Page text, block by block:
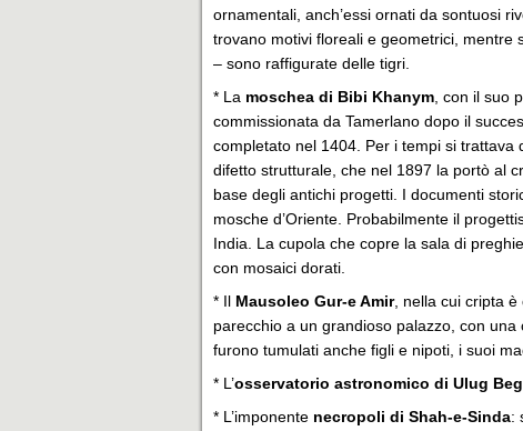
ornamentali, anch’essi ornati da sontuosi
trovano motivi floreali e geometrici, mentre
– sono raffigurate delle tigri.
* La moschea di Bibi Khanym , con il suo
commissionata da Tamerlano dopo il
completato nel 1404. Per i tempi si
difetto strutturale, che nel 1897 la portò al
base degli antichi progetti. I documenti
mosche d’Oriente. Probabilmente il
India. La cupola che copre la sala di
con mosaici dorati.
* Il Mausoleo Gur-e Amir, nella cui cripta è
parecchio a un grandioso palazzo, con
furono tumulati anche figli e nipoti, i suoi
* L’osservatorio astronomico di Ulug Beg
* L’imponente necropoli di Shah-e-Sinda: